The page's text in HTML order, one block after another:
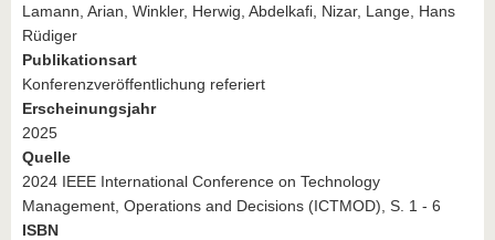
Lamann, Arian, Winkler, Herwig, Abdelkafi, Nizar, Lange, Hans
Rüdiger
Publikationsart
Konferenzveröffentlichung referiert
Erscheinungsjahr
2025
Quelle
2024 IEEE International Conference on Technology
Management, Operations and Decisions (ICTMOD), S. 1 - 6
ISBN